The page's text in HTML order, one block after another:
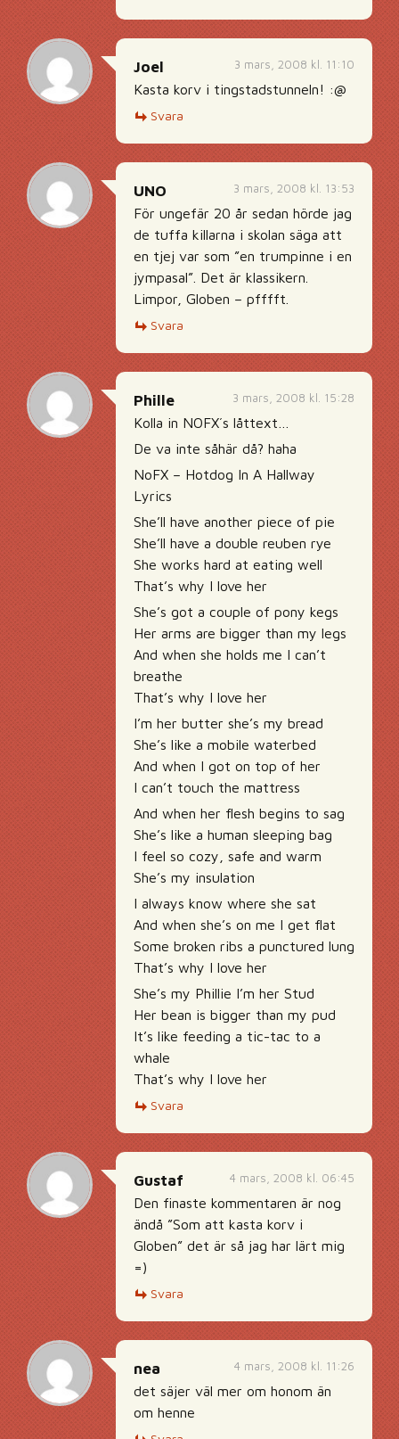
3 mars, 2008 kl. 11:10
Joel
Kasta korv i tingstadstunneln! :@
Svara
3 mars, 2008 kl. 13:53
UNO
För ungefär 20 år sedan hörde jag
de tuffa killarna i skolan säga att
en tjej var som ”en trumpinne i en
jympasal”. Det är klassikern.
Limpor, Globen – pfffft.
Svara
3 mars, 2008 kl. 15:28
Phille
Kolla in NOFX´s låttext…
De va inte såhär då? haha
NoFX – Hotdog In A Hallway
Lyrics
She’ll have another piece of pie
She’ll have a double reuben rye
She works hard at eating well
That’s why I love her
She’s got a couple of pony kegs
Her arms are bigger than my legs
And when she holds me I can’t
breathe
That’s why I love her
I’m her butter she’s my bread
She’s like a mobile waterbed
And when I got on top of her
I can’t touch the mattress
And when her flesh begins to sag
She’s like a human sleeping bag
I feel so cozy, safe and warm
She’s my insulation
I always know where she sat
And when she’s on me I get flat
Some broken ribs a punctured lung
That’s why I love her
She’s my Phillie I’m her Stud
Her bean is bigger than my pud
It’s like feeding a tic-tac to a
whale
That’s why I love her
Svara
4 mars, 2008 kl. 06:45
Gustaf
Den finaste kommentaren är nog
ändå ”Som att kasta korv i
Globen” det är så jag har lärt mig
=)
Svara
4 mars, 2008 kl. 11:26
nea
det säjer väl mer om honom än
om henne